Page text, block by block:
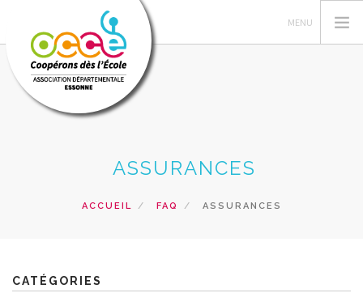
ACTIONS PÉDAGOGIQUES
RESSOURCES PEDAGOGIQUES
ASSURANCES
ACCUEIL FAQ ASSURANCES
CATÉGORIES